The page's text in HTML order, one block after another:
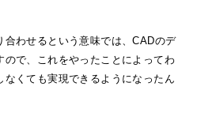
合わせるという意味では、CADのデ
ので、これをやったことによってわ
くても実現できるようになったん